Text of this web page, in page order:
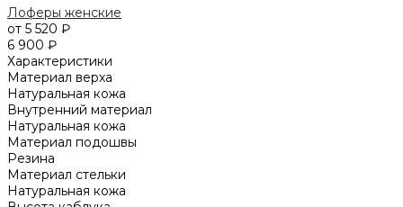
Лоферы женские
от 5 520 ₽
6 900 ₽
Характеристики
Материал верха
Натуральная кожа
Внутренний материал
Натуральная кожа
Материал подошвы
Резина
Материал стельки
Натуральная кожа